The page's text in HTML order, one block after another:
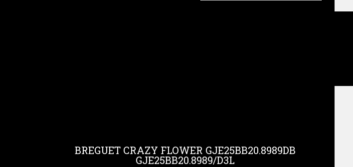
BREGUET CRAZY FLOWER GJE25BB20.8989DB
GJE25BB20.8989/D3L